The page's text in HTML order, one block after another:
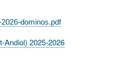
dominos.pdf
Andiol) 2025-2026